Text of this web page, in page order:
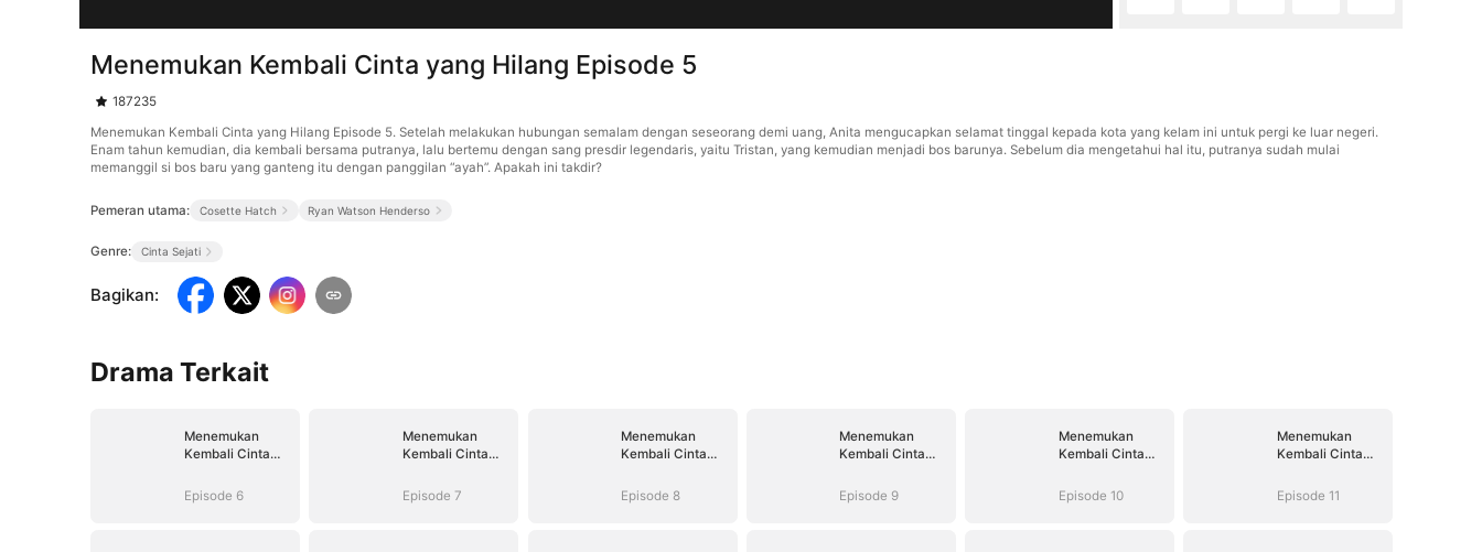
Menemukan Kembali Cinta yang Hilang Episode 5
187235
Menemukan Kembali Cinta yang Hilang Episode 5. Setelah melakukan hubungan semalam dengan seseorang demi uang, Anita mengucapkan selamat tinggal kepada kota yang kelam ini untuk pergi ke luar negeri.
Enam tahun kemudian, dia kembali bersama putranya, lalu bertemu dengan sang presdir legendaris, yaitu Tristan, yang kemudian menjadi bos barunya. Sebelum dia mengetahui hal itu, putranya sudah mulai
memanggil si bos baru yang ganteng itu dengan panggilan “ayah”. Apakah ini takdir?
Pemeran utama: Cosette Hatch Ryan Watson Henderso
Genre: Cinta Sejati
Bagikan:
Drama Terkait
Menemukan
Kembali Cinta
Episode 6
Menemukan
Kembali Cinta
Episode 7
Menemukan
Kembali Cinta
Episode 8
Menemukan
Kembali Cinta
Episode 9
Menemukan
Kembali Cinta
Episode 10
Menemukan
Kembali Cinta
Episode 11